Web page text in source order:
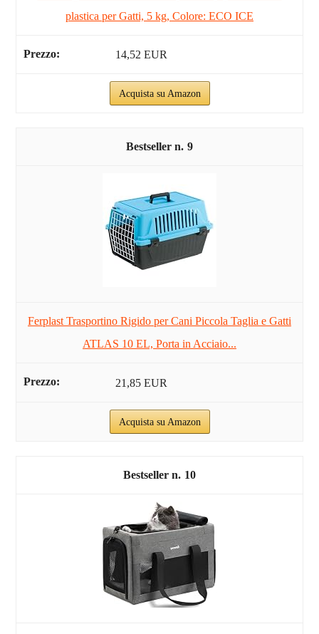
plastica per Gatti, 5 kg, Colore: ECO ICE
14,52 EUR
Acquista su Amazon
9
Ferplast Trasportino Rigido per Cani Piccola Taglia e Gatti
ATLAS 10 EL, Porta in Acciaio...
21,85 EUR
Acquista su Amazon
10